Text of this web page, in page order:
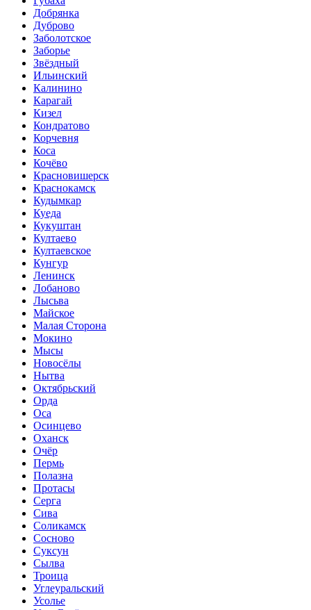
Добрянка
Дуброво
Заболотское
Заборье
Звёздный
Ильинский
Калинино
Карагай
Кизел
Кондратово
Корчевня
Коса
Кочёво
Красновишерск
Краснокамск
Кудымкар
Куеда
Кукуштан
Култаево
Култаевское
Кунгур
Ленинск
Лобаново
Лысьва
Майское
Малая Сторона
Мокино
Мысы
Новосёлы
Нытва
Октябрьский
Орда
Оса
Осинцево
Оханск
Очёр
Пермь
Полазна
Протасы
Серга
Сива
Соликамск
Сосново
Суксун
Сылва
Троица
Углеуральский
Усолье